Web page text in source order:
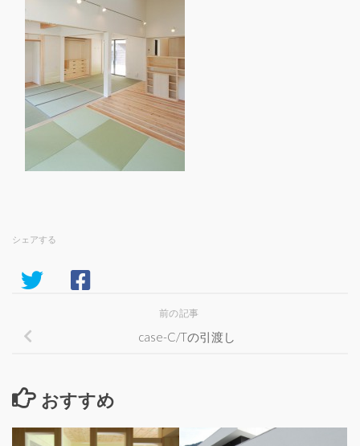
シェアする
前の記事
case-C/Tの引渡し
おすすめ